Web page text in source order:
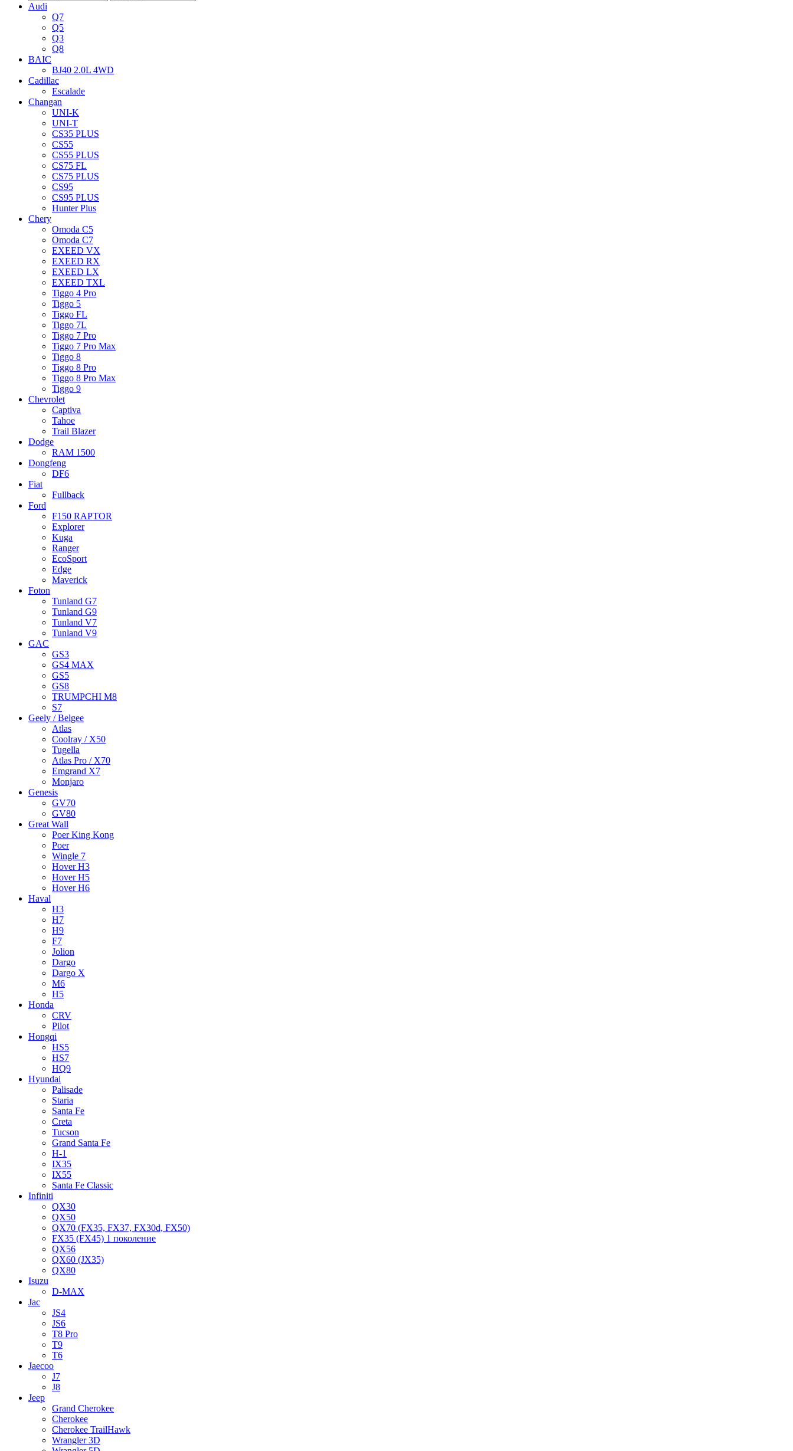
Audi
Q7
Q5
Q3
Q8
BAIC
BJ40 2.0L 4WD
Cadillac
Escalade
Changan
UNI-K
UNI-T
CS35 PLUS
CS55
CS55 PLUS
CS75 FL
CS75 PLUS
CS95
CS95 PLUS
Hunter Plus
Chery
Omoda C5
Omoda C7
EXEED VX
EXEED RX
EXEED LX
EXEED TXL
Tiggo 4 Pro
Tiggo 5
Tiggo FL
Tiggo 7L
Tiggo 7 Pro
Tiggo 7 Pro Max
Tiggo 8
Tiggo 8 Pro
Tiggo 8 Pro Max
Tiggo 9
Chevrolet
Captiva
Tahoe
Trail Blazer
Dodge
RAM 1500
Dongfeng
DF6
Fiat
Fullback
Ford
F150 RAPTOR
Explorer
Kuga
Ranger
EcoSport
Edge
Maverick
Foton
Tunland G7
Tunland G9
Tunland V7
Tunland V9
GAC
GS3
GS4 MAX
GS5
GS8
TRUMPCHI M8
S7
Geely / Belgee
Atlas
Coolray / X50
Tugella
Atlas Pro / X70
Emgrand X7
Monjaro
Genesis
GV70
GV80
Great Wall
Poer King Kong
Poer
Wingle 7
Hover H3
Hover H5
Hover H6
Haval
H3
H7
H9
F7
Jolion
Dargo
Dargo X
M6
H5
Honda
CRV
Pilot
Hongqi
HS5
HS7
HQ9
Hyundai
Palisade
Staria
Santa Fe
Creta
Tucson
Grand Santa Fe
H-1
IX35
IX55
Santa Fe Classic
Infiniti
QX30
QX50
QX70 (FX35, FX37, FX30d, FX50)
FX35 (FX45) 1 поколение
QX56
QX60 (JX35)
QX80
Isuzu
D-MAX
Jac
JS4
JS6
T8 Pro
T9
T6
Jaecoo
J7
J8
Jeep
Grand Cherokee
Cherokee
Cherokee TrailHawk
Wrangler 3D